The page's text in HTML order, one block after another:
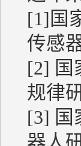
[1]国
传感
[2] 国
规律
[3] 国